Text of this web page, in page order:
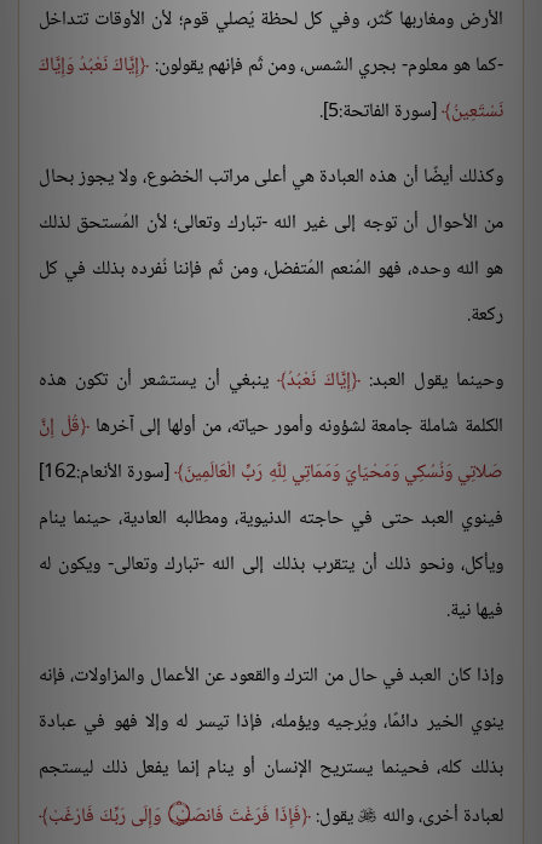
الأرض ومغاربها كُثر، وفي كل لحظة يُصلي قوم؛ لأن الأوقات تتداخل
-كما هو معلوم- بجري الشمس، ومن ثَم فإنهم يقولون: إِيَّاكَ نَعْبُدُ وَإِيَّاكَ
نَسْتَعِينُ [سورة الفاتحة:5].
وكذلك أيضًا أن هذه العبادة هي أعلى مراتب الخضوع، ولا يجوز بحال
من الأحوال أن توجه إلى غير الله -تبارك وتعالى؛ لأن المُستحق لذلك
هو الله وحده، فهو المُنعم المُتفضل، ومن ثَم فإننا نُفرده بذلك في كل
ركعة.
وحينما يقول العبد:
إِيَّاكَ نَعْبُدُ ينبغي أن يستشعر أن تكون هذه
الكلمة شاملة جامعة لشؤونه وأمور حياته، من أولها إلى آخرها قُلْ إِنَّ
صَلاتِي وَنُسُكِي وَمَحْيَايَ وَمَمَاتِي لِلَّهِ رَبِّ الْعَالَمِينَ
[سورة الأنعام:162]
فينوي العبد حتى في حاجته الدنيوية، ومطالبه العادية، حينما ينام
ويأكل، ونحو ذلك أن يتقرب بذلك إلى الله -تبارك وتعالى- ويكون له
فيها نية.
وإذا كان العبد في حال من الترك والقعود عن الأعمال والمزاولات، فإنه
ينوي الخير دائمًا، ويُرجيه ويؤمله، فإذا تيسر له وإلا فهو في عبادة
بذلك كله، فحينما يستريح الإنسان أو ينام إنما يفعل ذلك ليستجم
لعبادة أخرى، والله يقول: فَإِذَا فَرَغْتَ فَانصَبْ ۝ وَإِلَى رَبِّكَ فَارْغَبْ